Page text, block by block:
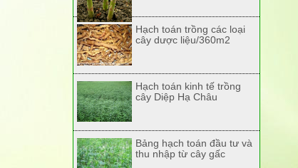
Hạch toán trồng các loại
cây dược liệu/360m2
Hạch toán kinh tế trồng
cây Diệp Hạ Châu
Bảng hạch toán đầu tư và
thu nhập từ cây gấc